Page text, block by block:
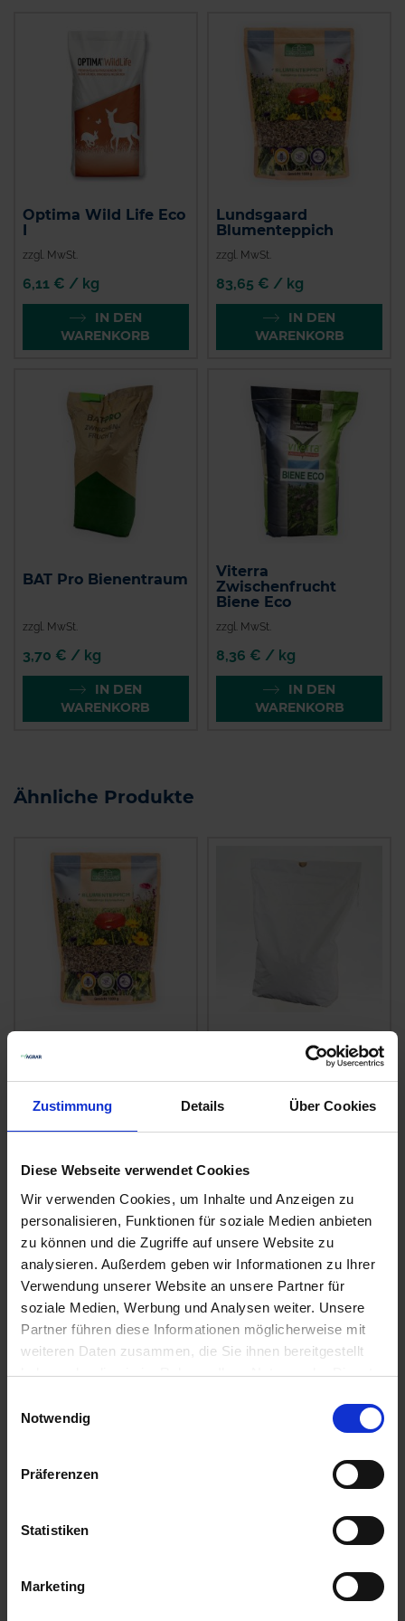
Zustimmung Details Über Cookies
Diese Webseite verwendet Cookies
Wir verwenden Cookies, um Inhalte und Anzeigen zu
personalisieren, Funktionen für soziale Medien anbieten
zu können und die Zugriffe auf unsere Website zu
analysieren. Außerdem geben wir Informationen zu Ihrer
Verwendung unserer Website an unsere Partner für
soziale Medien, Werbung und Analysen weiter. Unsere
Partner führen diese Informationen möglicherweise mit
weiteren Daten zusammen, die Sie ihnen bereitgestellt
haben oder die sie im Rahmen Ihrer Nutzung der Dienste
Notwendig
Präferenzen
Statistiken
Marketing
Optima Wild Life Eco
I
zzgl. MwSt.
6,11 € / kg
IN DEN
WARENKORB
Lundsgaard
Blumenteppich
zzgl. MwSt.
83,65 € / kg
IN DEN
WARENKORB
BAT Pro Bienentraum
zzgl. MwSt.
3,70 € / kg
IN DEN
WARENKORB
Viterra
Zwischenfrucht
Biene Eco
zzgl. MwSt.
8,36 € / kg
IN DEN
WARENKORB
Ähnliche Produkte
Blumenteppich
WARENKORB
Standardvariante SH
Ackerlebensräume
Mischung
zzgl. MwSt.
ZUM PRODUKT
Optima Wild Life Eco
WARENKORB